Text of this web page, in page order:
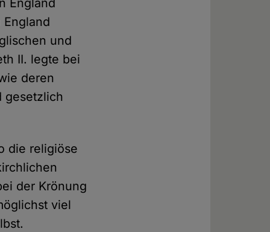
England
und
II. legte bei
deren
gesetzlich
die religiöse
der Krönung
viel